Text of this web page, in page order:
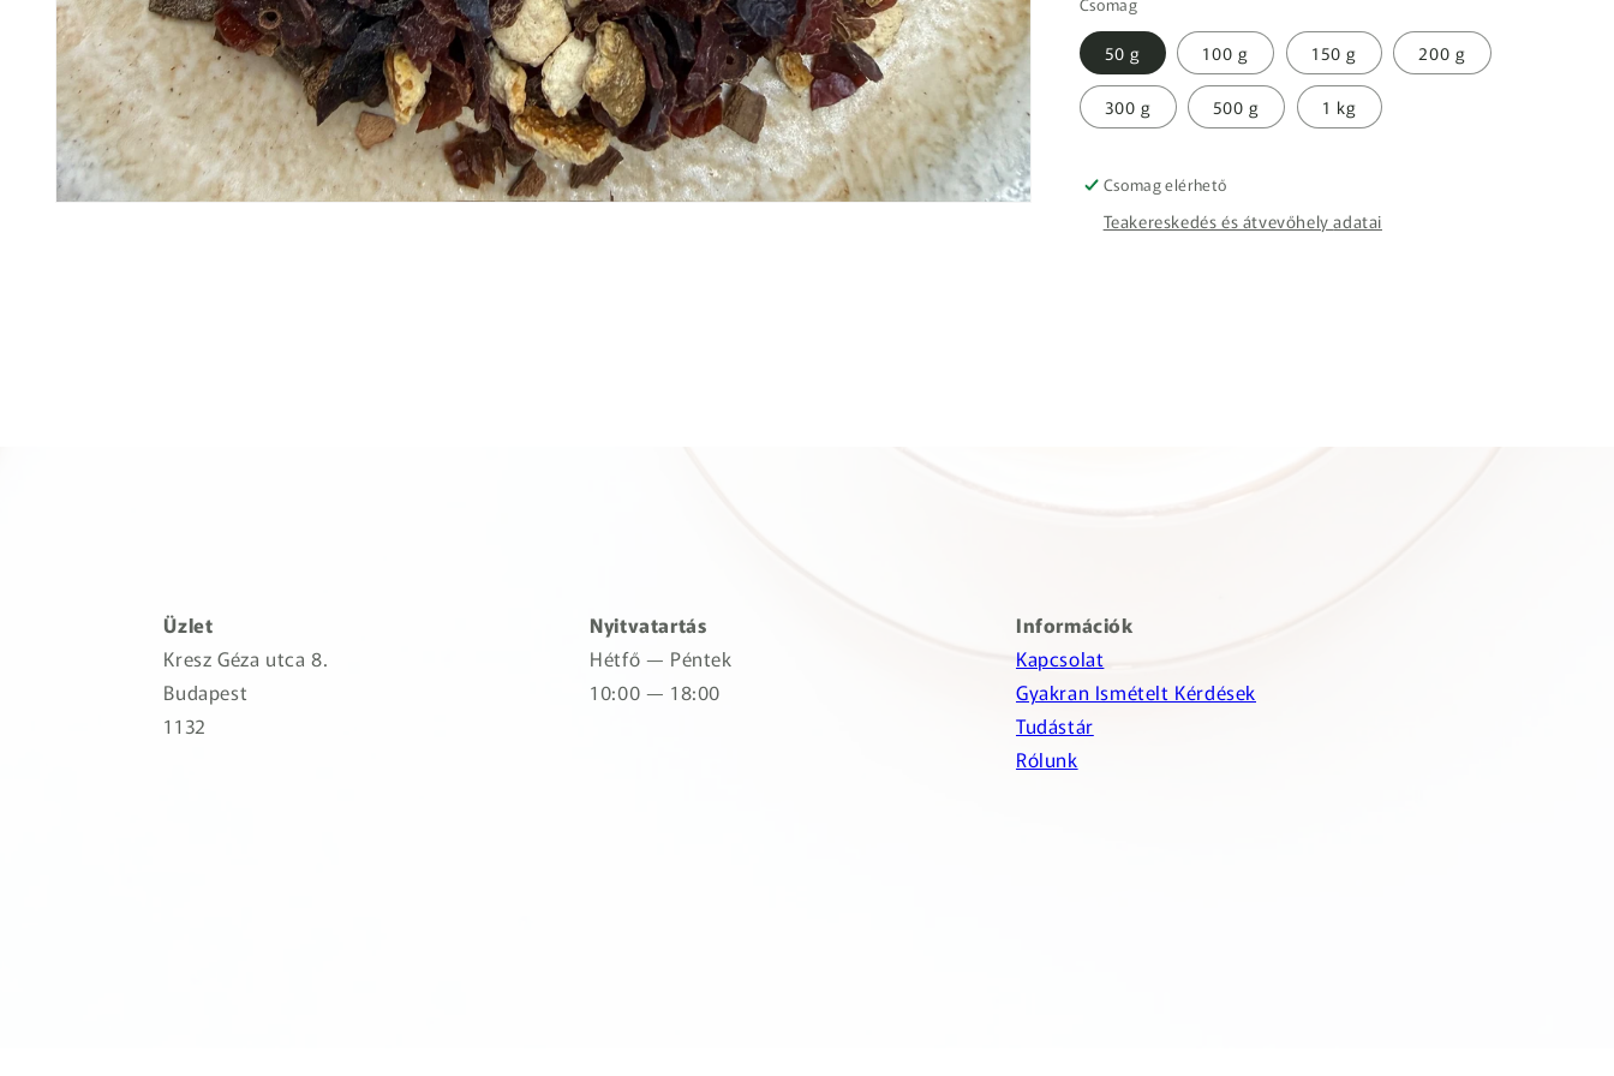
50 g 100 g 150 g 200 g
300 g 500 g 1 kg
Csomag elérhető
Teakereskedés és átvevőhely adatai
Üzlet
Kresz Géza utca 8.
Budapest
1132
Nyitvatartás
Hétfő — Péntek
10:00 — 18:00
Információk
Kapcsolat
Gyakran Ismételt Kérdések
Tudástár
Rólunk